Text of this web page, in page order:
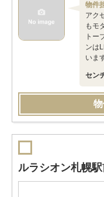
物件
アク
もモ
トー
ンは
いま
セン
ルラシオン札幌